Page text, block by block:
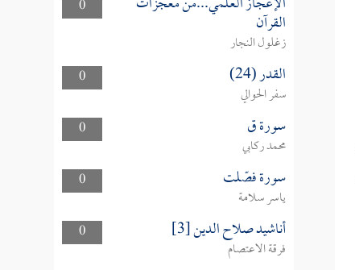
0
القرآن
زغلول النجار
0
القدر (24)
سفر الحوالي
0
سورة ق
محمد ركابي
0
سورة فصّلت
ياسر سلامة
0
أناشيد صلاح الدين [3]
فرقة الاعتصام